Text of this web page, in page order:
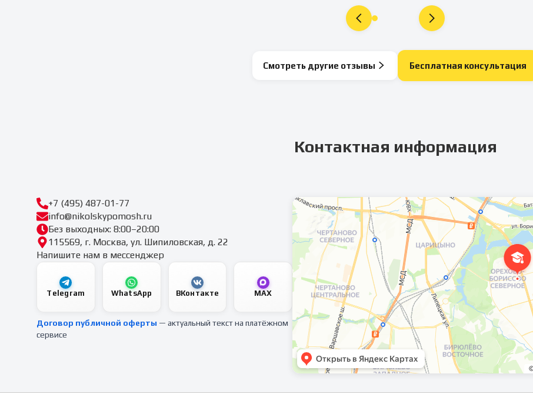
Смотреть другие отзывы Бесплатная консультация
Контактная информация
+7 (495) 487-01-77
info@nikolskypomosh.ru
Без выходных: 8:00–20:00
115569, г. Москва, ул. Шипиловская, д. 22
Напишите нам в мессенджер
Telegram WhatsApp ВКонтакте MAX
Договор публичной оферты — актуальный текст на платёжном
сервисе